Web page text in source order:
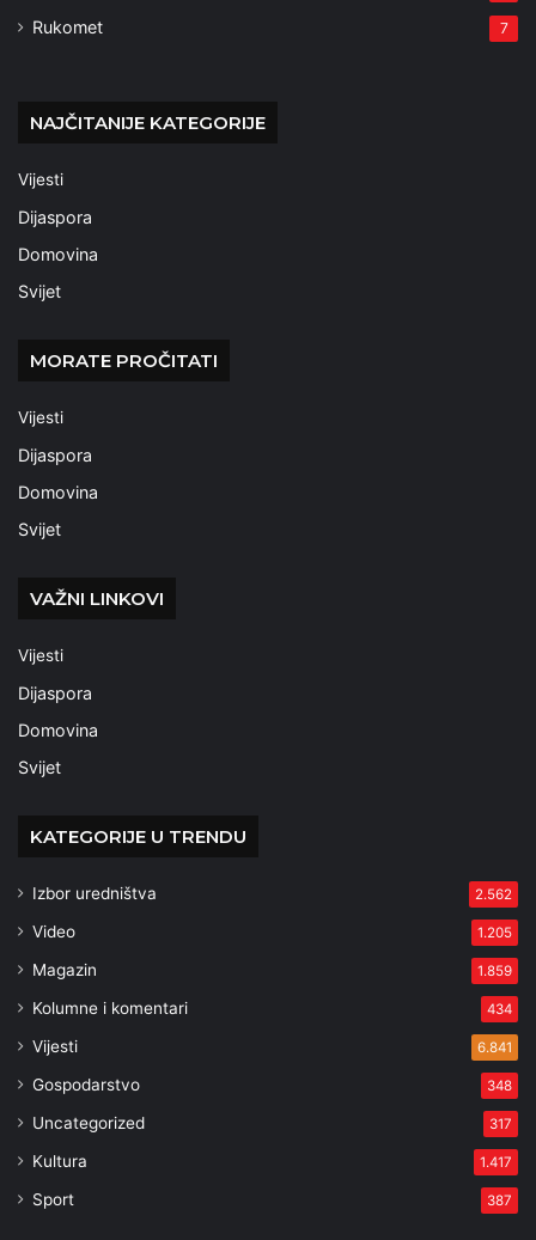
Rukomet 7
NAJČITANIJE KATEGORIJE
Vijesti
Dijaspora
Domovina
Svijet
MORATE PROČITATI
Vijesti
Dijaspora
Domovina
Svijet
VAŽNI LINKOVI
Vijesti
Dijaspora
Domovina
Svijet
KATEGORIJE U TRENDU
Izbor uredništva 2.562
Video 1.205
Magazin 1.859
Kolumne i komentari 434
Vijesti 6.841
Gospodarstvo 348
Uncategorized 317
Kultura 1.417
Sport 387